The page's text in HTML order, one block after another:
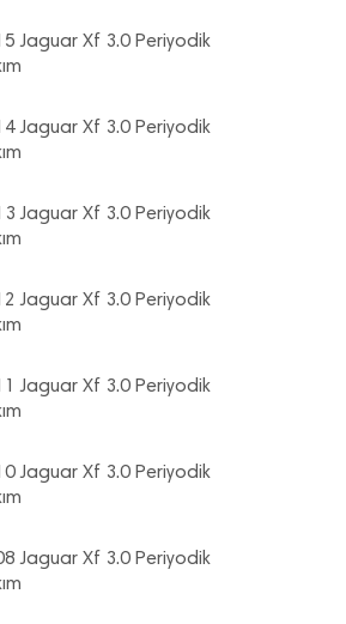
Jaguar Xf 3.0 Periyodik
Jaguar Xf 3.0 Periyodik
Jaguar Xf 3.0 Periyodik
Jaguar Xf 3.0 Periyodik
Jaguar Xf 3.0 Periyodik
Jaguar Xf 3.0 Periyodik
Jaguar Xf 3.0 Periyodik